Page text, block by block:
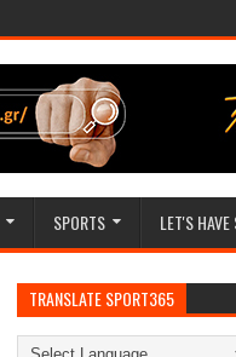
SPORTS LET'S
TRANSLATE SPORT365